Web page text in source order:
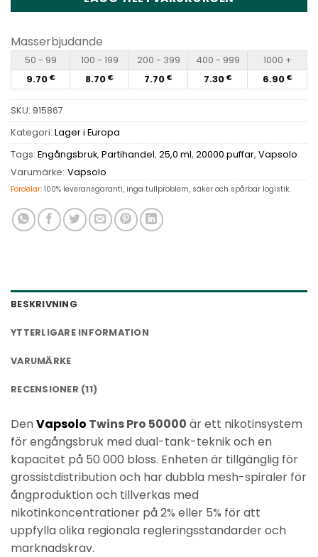
Masserbjudande
50 - 99 100 - 199 200 - 399 400 - 999
1000 +
9.70 € 8.70 € 7.70 € 7.30 € 6.90 €
SKU: 915867
Kategori: Lager i Europa
Tags: Engångsbruk, Partihandel, 25,0 ml, 20000 puffar, Vapsolo
Varumärke: Vapsolo
Fördelar: 100% leveransgaranti, inga tullproblem, säker och spårbar logistik.
BESKRIVNING
YTTERLIGARE INFORMATION
VARUMÄRKE
RECENSIONER (11)
DenVapsolo Twins Pro 50000 är ett nikotinsystem
för engångsbruk med dual-tank-teknik och en
kapacitet på 50 000 bloss. Enheten är tillgänglig för
grossistdistribution och har dubbla mesh-spiraler för
ångproduktion och tillverkas med
nikotinkoncentrationer på 2% eller 5% för att
uppfylla olika regionala regleringsstandarder och
marknadskrav.